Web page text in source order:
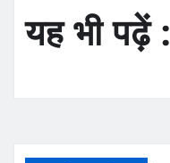
यह भी पढ़ें :